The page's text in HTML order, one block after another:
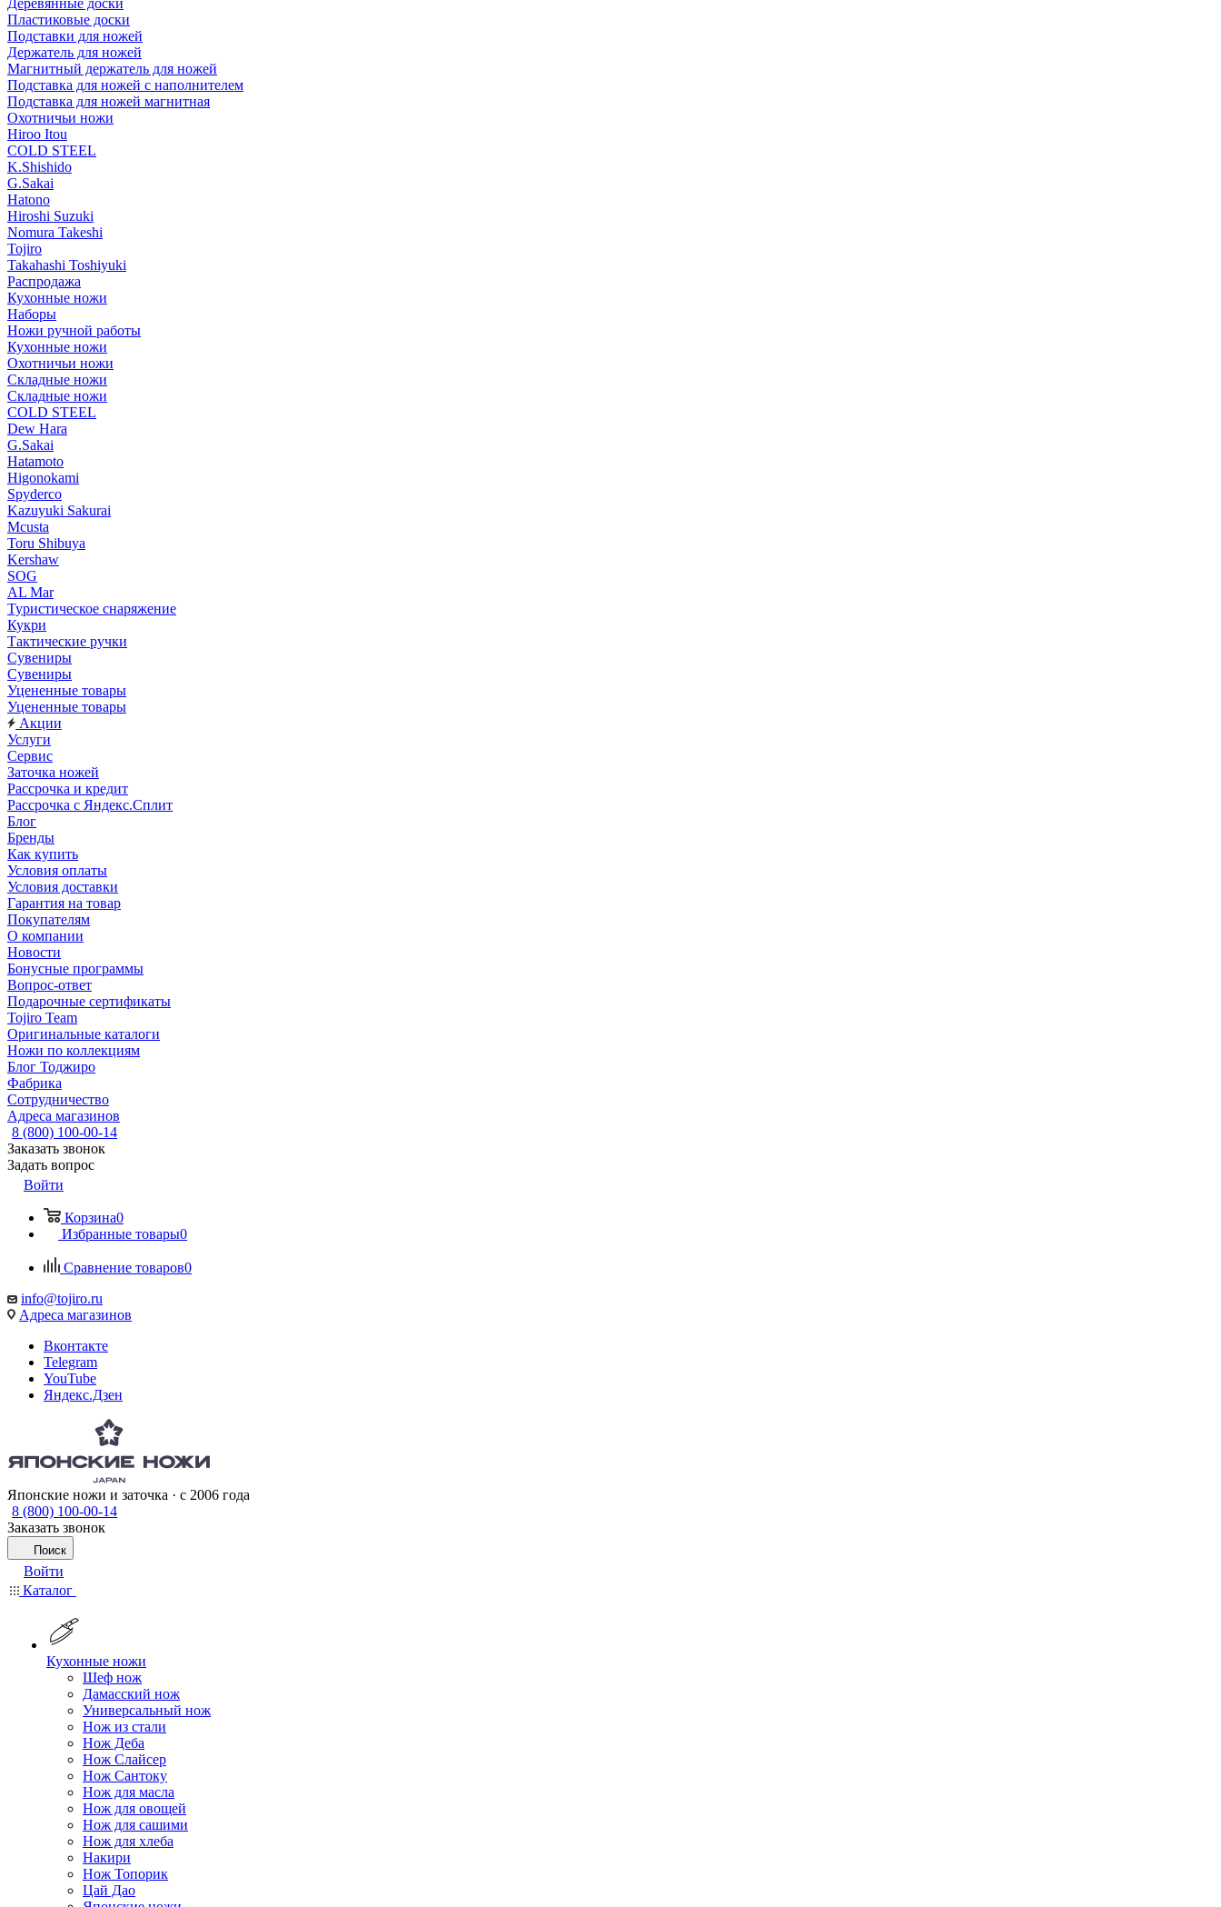
Деревянные доски
Пластиковые доски
Подставки для ножей
Держатель для ножей
Магнитный держатель для ножей
Подставка для ножей с наполнителем
Подставка для ножей магнитная
Охотничьи ножи
Hiroo Itou
COLD STEEL
K.Shishido
G.Sakai
Hatono
Hiroshi Suzuki
Nomura Takeshi
Tojiro
Takahashi Toshiyuki
Распродажа
Кухонные ножи
Наборы
Ножи ручной работы
Кухонные ножи
Охотничьи ножи
Складные ножи
Складные ножи
COLD STEEL
Dew Hara
G.Sakai
Hatamoto
Higonokami
Spyderco
Kazuyuki Sakurai
Mcusta
Toru Shibuya
Kershaw
SOG
AL Mar
Туристическое снаряжение
Кукри
Тактические ручки
Сувениры
Сувениры
Уцененные товары
Уцененные товары
Акции
Услуги
Сервис
Заточка ножей
Рассрочка и кредит
Рассрочка с Яндекс.Сплит
Блог
Бренды
Как купить
Условия оплаты
Условия доставки
Гарантия на товар
Покупателям
О компании
Новости
Бонусные программы
Вопрос-ответ
Подарочные сертификаты
Tojiro Team
Оригинальные каталоги
Ножи по коллекциям
Блог Тоджиро
Фабрика
Сотрудничество
Адреса магазинов
8 (800) 100-00-14
Заказать звонок
Задать вопрос
Войти
Корзина0
Избранные товары0
Сравнение товаров0
info@tojiro.ru
Адреса магазинов
Вконтакте
Telegram
YouTube
Яндекс.Дзен
Японские ножи и заточка · с 2006 года
8 (800) 100-00-14
Заказать звонок
Поиск
Войти
Каталог
Кухонные ножи
Шеф нож
Дамасский нож
Универсальный нож
Нож из стали
Нож Деба
Нож Слайсер
Нож Сантоку
Нож для масла
Нож для овощей
Нож для сашими
Нож для хлеба
Накири
Нож Топорик
Цай Дао